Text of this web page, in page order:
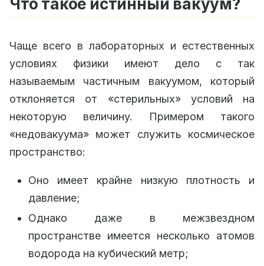
Чаще всего в лабораторных и естественных
условиях физики имеют дело с так
называемым частичным вакуумом, который
отклоняется от «стерильных» условий на
некоторую величину. Примером такого
«недовакуума» может служить космическое
пространство:
Оно имеет крайне низкую плотность и
давление;
Однако даже в межзвездном
пространстве имеется несколько атомов
водорода на кубический метр;